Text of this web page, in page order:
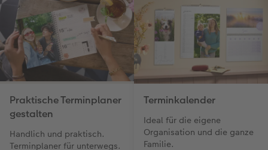
Praktische Terminplaner
gestalten
Handlich und praktisch.
Terminplaner für unterwegs.
Terminkalender
Ideal für die eigene
Organisation und die ganze
Familie.